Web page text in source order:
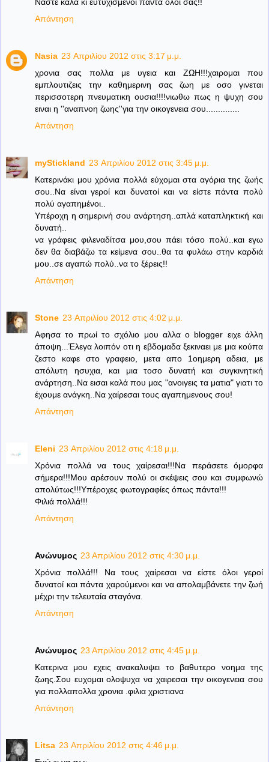
Νάστε καλά κι ευτυχισμένοι πάντα όλοι σας!!
Απάντηση
Nasia 23 Απριλίου 2012 στις 3:17 μ.μ.
χρονια σας πολλα με υγεια και ΖΩΗ!!!χαιρομαι που
εμπλουτιζεις την καθημερινη σας ζωη με οσο γινεται
περισσοτερη πνευματικη ουσια!!!!νιωθω πως η ψυχη σου
ειναι η ''αναπνοη ζωης''για την οικογενεια σου..............
Απάντηση
myStickland 23 Απριλίου 2012 στις 3:45 μ.μ.
Κατερινάκι μου χρόνια πολλά εύχομαι στα αγόρια της ζωής
σου..Να είναι γεροί και δυνατοί και να είστε πάντα πολύ
πολύ αγαπημένοι..
Υπέροχη η σημερινή σου ανάρτηση..απλά καταπληκτική και
δυνατή..
να γράφεις φιλεναδίτσα μου,σου πάει τόσο πολύ..και εγω
δεν θα διαβάζω τα κείμενα σου..θα τα φυλάω στην καρδιά
μου..σε αγαπώ πολύ..να το ξέρεις!!
Απάντηση
Stone 23 Απριλίου 2012 στις 4:02 μ.μ.
Αφησα το πρωί το σχόλιο μου αλλα ο blogger ειχε άλλη
άποψη...Έλεγα λοιπόν οτι η εβδομαδα ξεκιναει με μια κούπα
ζεστο καφε στο γραφειο, μετα απο 1οημερη αδεια, με
απόλυτη ησυχια, και μια τοσο δυνατή και συγκινητική
ανάρτηση..Να εισαι καλά που μας "ανοιγεις τα ματια" γιατι το
έχουμε ανάγκη..Να χαίρεσαι τους αγαπημενους σου!
Απάντηση
Eleni 23 Απριλίου 2012 στις 4:18 μ.μ.
Χρόνια πολλά να τους χαίρεσαι!!!Να περάσετε όμορφα
σήμερα!!!Μου αρέσουν πολύ οι σκέψεις σου και συμφωνώ
απολύτως!!!Υπέροχες φωτογραφίες όπως πάντα!!!
Φιλιά πολλά!!!
Απάντηση
Ανώνυμος 23 Απριλίου 2012 στις 4:30 μ.μ.
Χρόνια πολλά!!! Να τους χαίρεσαι να είστε όλοι γεροί
δυνατοί και πάντα χαρούμενοι και να απολαμβάνετε την ζωή
μέχρι την τελευταία σταγόνα.
Απάντηση
Ανώνυμος 23 Απριλίου 2012 στις 4:45 μ.μ.
Κατερινα μου εχεις ανακαλυψει το βαθυτερο νοημα της
ζωης.Σου ευχομαι ολοψυχα να χαιρεσαι την οικογενεια σου
για πολλαπολλα χρονια .φιλια χριστιανα
Απάντηση
Litsa 23 Απριλίου 2012 στις 4:46 μ.μ.